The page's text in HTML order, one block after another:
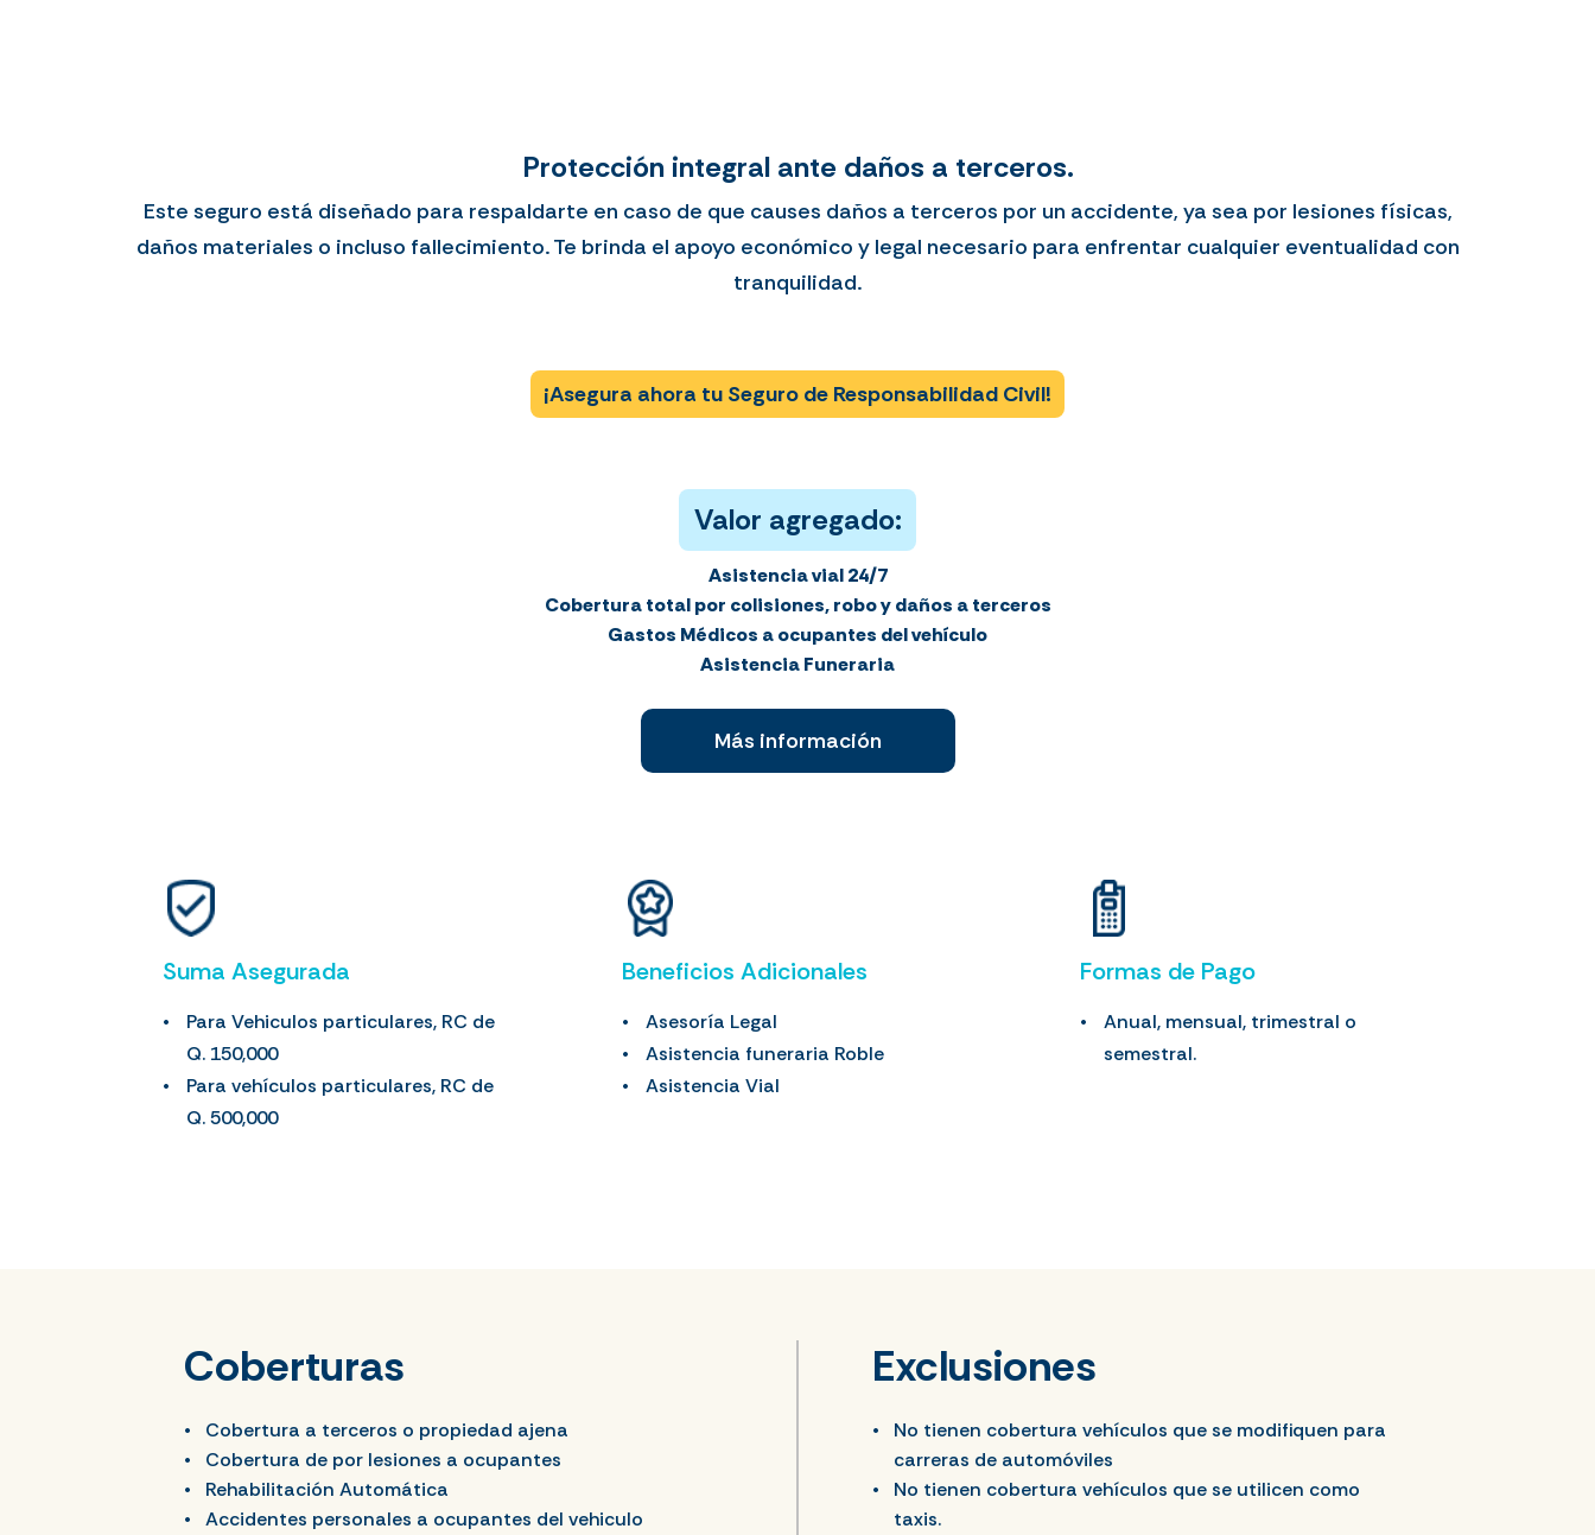
Protección integral ante daños a terceros.
Este seguro está diseñado para respaldarte en caso de que causes daños a terceros por un accidente, ya sea por lesiones físicas,
daños materiales o incluso fallecimiento. Te brinda el apoyo económico y legal necesario para enfrentar cualquier eventualidad con
tranquilidad.
¡Asegura ahora tu Seguro de Responsabilidad Civil!
Valor agregado:
Asistencia vial 24/7
Cobertura total por colisiones, robo y daños a terceros
Gastos Médicos a ocupantes del vehículo
Asistencia Funeraria
Más información
Suma Asegurada
Para Vehiculos particulares, RC de
Q. 150,000
Para vehículos particulares, RC de
Q. 500,000
Beneficios Adicionales
Asesoría Legal
Asistencia funeraria Roble
Asistencia Vial
Formas de Pago
Anual, mensual, trimestral o
semestral.
Coberturas
Cobertura a terceros o propiedad ajena
Cobertura de por lesiones a ocupantes
Rehabilitación Automática
Accidentes personales a ocupantes del vehiculo
Exclusiones
No tienen cobertura vehículos que se modifiquen para
carreras de automóviles
No tienen cobertura vehículos que se utilicen como
taxis.